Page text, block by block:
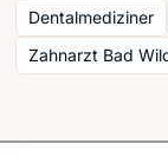
Dentalmediziner
Zahnarzt Bad